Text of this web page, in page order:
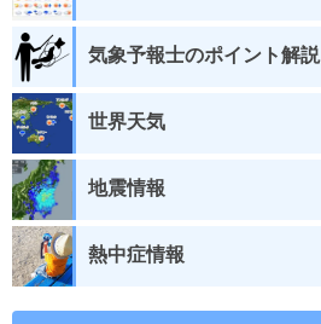
気象予報士のポイント解説
世界天気
地震情報
熱中症情報